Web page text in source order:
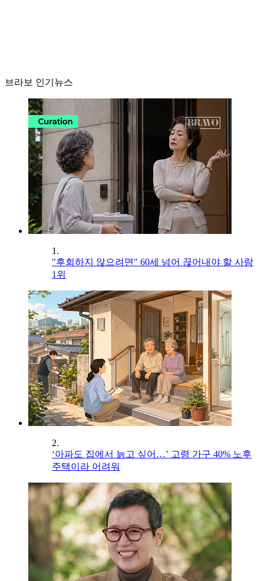
브라보 인기뉴스
1.
"후회하지 않으려면" 60세 넘어 끊어내야 할 사람
1위
2.
‘아파도 집에서 늙고 싶어…’ 고령 가구 40% 노후
주택이라 어려워